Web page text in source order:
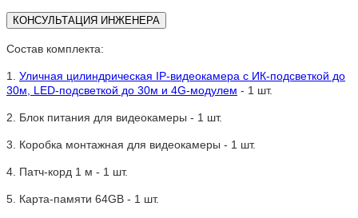
КОНСУЛЬТАЦИЯ ИНЖЕНЕРА
Состав комплекта:
1. Уличная цилиндрическая IP-видеокамера с ИК-подсветкой до
30м, LED-подсветкой до 30м и 4G-модулем - 1 шт.
2. Блок питания для видеокамеры - 1 шт.
3. Коробка монтажная для видеокамеры - 1 шт.
4. Патч-корд 1 м - 1 шт.
5. Карта-памяти 64GB - 1 шт.